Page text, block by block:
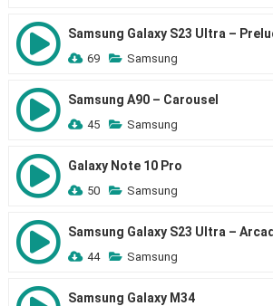
Samsung Galaxy S23 Ultra –
69 Samsung
Samsung A90 – Carousel
45 Samsung
Galaxy Note 10 Pro
50 Samsung
Samsung Galaxy S23 Ultra –
44 Samsung
Samsung Galaxy M34